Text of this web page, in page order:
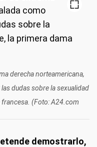
derecha norteamericana,
dudas sobre la sexualidad
francesa. (Foto: A24.com
demostrarlo,